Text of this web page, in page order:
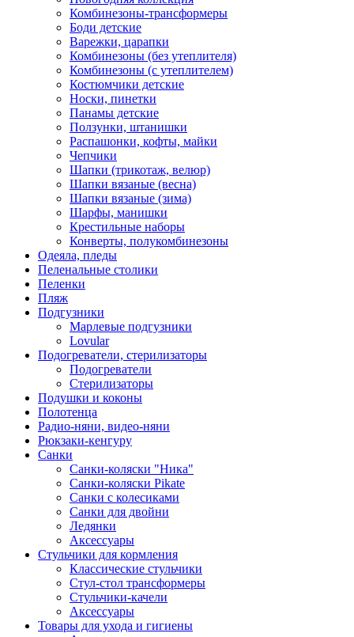
Комбинезоны-трансформеры
Боди детские
Варежки, царапки
Комбинезоны (без утеплителя)
Комбинезоны (с утеплителем)
Костюмчики детские
Носки, пинетки
Панамы детские
Ползунки, штанишки
Распашонки, кофты, майки
Чепчики
Шапки (трикотаж, велюр)
Шапки вязаные (весна)
Шапки вязаные (зима)
Шарфы, манишки
Крестильные наборы
Конверты, полукомбинезоны
Одеяла, пледы
Пеленальные столики
Пеленки
Пляж
Подгузники
Марлевые подгузники
Lovular
Подогреватели, стерилизаторы
Подогреватели
Стерилизаторы
Подушки и коконы
Полотенца
Радио-няни, видео-няни
Рюкзаки-кенгуру
Санки
Санки-коляски "Ника"
Санки-коляски Pikate
Санки с колесиками
Санки для двойни
Ледянки
Аксессуары
Стульчики для кормления
Классические стульчики
Стул-стол трансформеры
Стульчики-качели
Аксессуары
Товары для ухода и гигиены